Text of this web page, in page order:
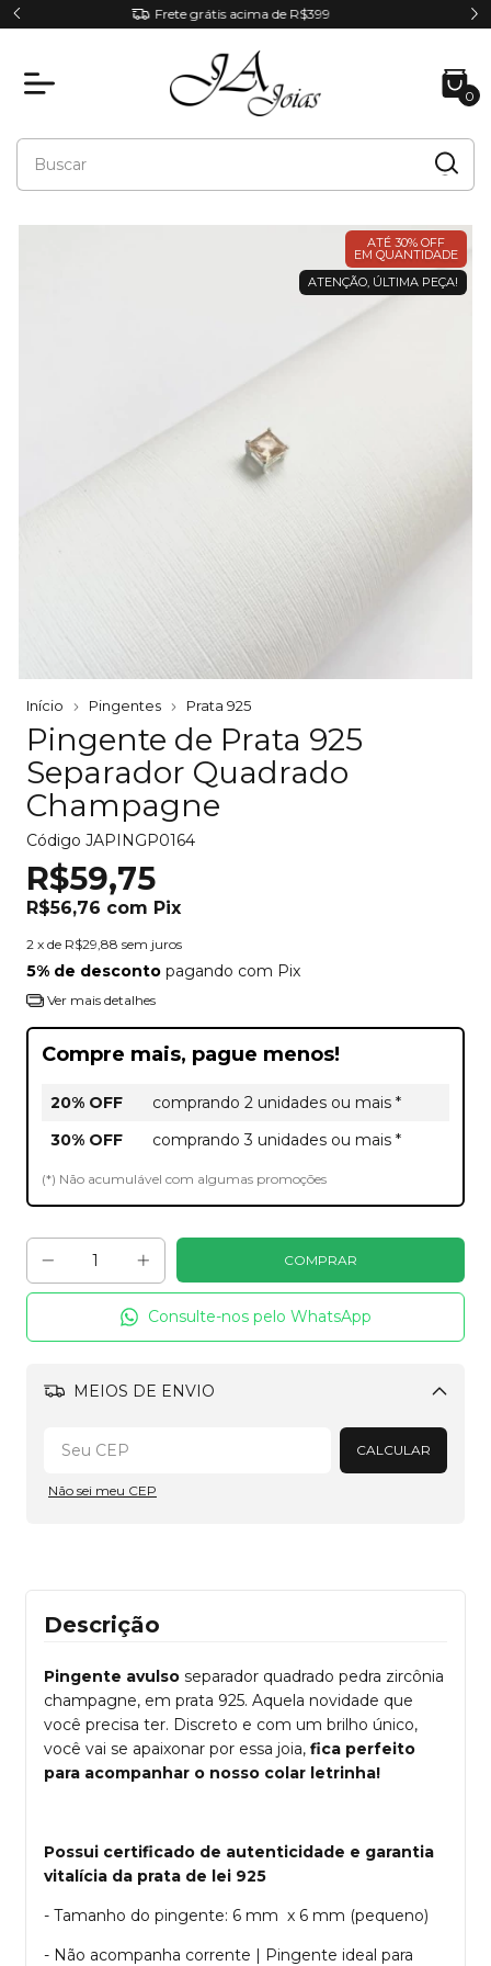
Parcele em até 6x sem juros
0
ATÉ 30% OFF
EM QUANTIDADE
ATENÇÃO, ÚLTIMA PEÇA!
Início Pingentes Prata 925
Pingente de Prata 925
Separador Quadrado
Champagne
Código JAPINGP0164
R$59,75
R$56,76 com Pix
2 x de R$29,88 sem juros
5% de desconto pagando com Pix
Ver mais detalhes
Compre mais, pague menos!
20% OFF
comprando 2 unidades ou mais *
30% OFF
comprando 3 unidades ou mais *
(*) Não acumulável com algumas promoções
Consulte-nos pelo WhatsApp
MEIOS DE ENVIO
Alterar CEP
CALCULAR
Não sei meu CEP
Descrição
Pingente avulso separador quadrado pedra zircônia
champagne, em prata 925. Aquela novidade que
você precisa ter. Discreto e com um brilho único,
você vai se apaixonar por essa joia, fica perfeito
para acompanhar o nosso colar letrinha!
Possui certificado de autenticidade e garantia
vitalícia da prata de lei 925
- Tamanho do pingente: 6 mm x 6 mm (pequeno)
- Não acompanha corrente | Pingente ideal para